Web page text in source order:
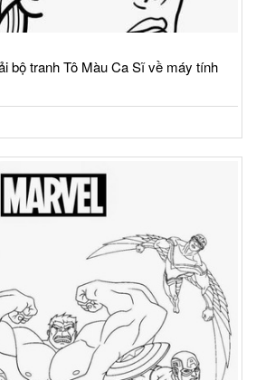
bộ tranh Tô Màu Ca Sĩ về máy tính